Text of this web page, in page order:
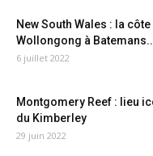
New South Wales : la
Wollongong à
6 juillet 2022
Montgomery Reef : lieu
du Kimberley
29 juin 2022